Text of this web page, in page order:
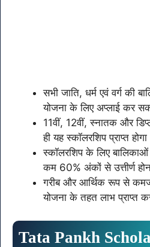
सभी जाति, धर्म एवं वर्ग की
योजना के लिए अप्लाई कर
11वीं, 12वीं, स्नातक और
ही यह स्कॉलरशिप प्राप्त
स्कॉलरशिप के लिए
कम 60% अंकों से उत्तीर्ण
गरीब और आर्थिक रूप से
योजना के तहत लाभ प्राप्त
Tata Pankh